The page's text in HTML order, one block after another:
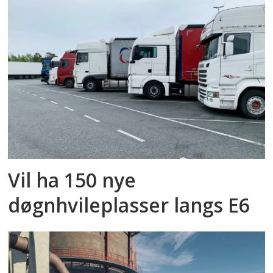
Vil ha 150 nye
døgnhvileplasser langs E6